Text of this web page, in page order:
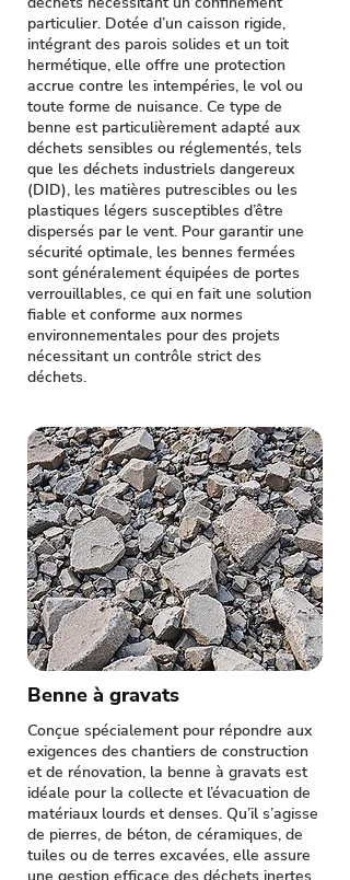
particulier. Dotée d’un caisson rigide,
intégrant des parois solides et un toit
hermétique, elle offre une protection
accrue contre les intempéries, le vol ou
toute forme de nuisance. Ce type de
benne est particulièrement adapté aux
déchets sensibles ou réglementés, tels
que les déchets industriels dangereux
(DID), les matières putrescibles ou les
plastiques légers susceptibles d’être
dispersés par le vent. Pour garantir une
sécurité optimale, les bennes fermées
sont généralement équipées de portes
verrouillables, ce qui en fait une solution
fiable et conforme aux normes
environnementales pour des projets
nécessitant un contrôle strict des
déchets.
Benne à gravats
Conçue spécialement pour répondre aux
exigences des chantiers de construction
et de rénovation, la benne à gravats est
idéale pour la collecte et l’évacuation de
matériaux lourds et denses. Qu’il s’agisse
de pierres, de béton, de céramiques, de
tuiles ou de terres excavées, elle assure